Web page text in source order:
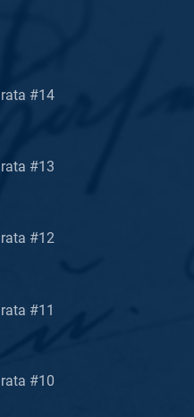
#14
#13
#12
#11
#10